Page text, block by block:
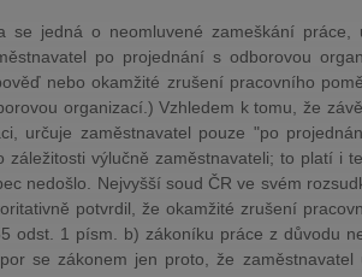
se jedná o neomluvené zameškání
po projednání s odborovou
nebo okamžité zrušení pracovního
organizací.)Vzhledem k tomu, že
určuje zaměstnavatel pouze "po
záležitosti výlučně zaměstnavateli; to platí i
nedošlo. Nejvyšší soud ČR ve svém
potvrdil, že okamžité zrušení
odst. 1 písm. b) zákoníku práce z důvodu
se zákonem jen proto, že